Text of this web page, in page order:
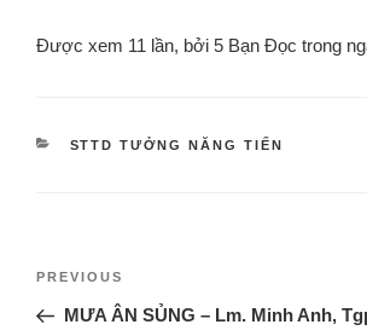
Được xem 11 lần, bởi 5 Bạn Đọc trong
STTD TƯỞNG NĂNG TIẾN
PREVIOUS
MƯA ÂN SỦNG – Lm. Minh Anh,